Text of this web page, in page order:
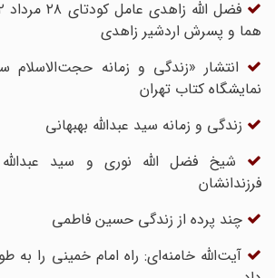
هما و پسرش اردشیر زاهدی
انتشار «زندگی و زمانه حجت‌الاسلام
نمایشگاه کتاب تهران
زندگی و زمانه سید عبدالله بهبهانی
شیخ فضل الله نوری و سید عبدالله
فرزندانشان
چند پرده از زندگی حسین ‌فاطمی
آیت‌الله خامنه‌ای: راه امام خمینی را به